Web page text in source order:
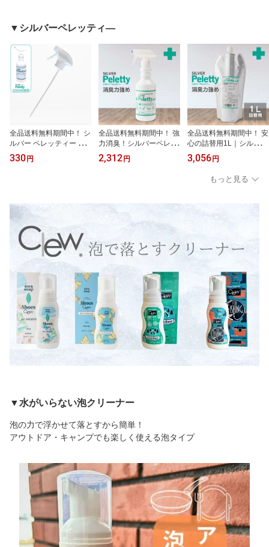
イレ 匂い 獣臭 消臭 除菌
▼シルバーペレッティ―
全品送料無料期間中！ シ
ルバー ペレッティー 500
ml 交換用 スプレーノズ
ル スプレーのレバー 交
330 円
全品送料無料期間中！ 強
力消臭！シルバーペレッ
ティー 500ml｜シニア犬
老犬 猫 加齢臭 尿臭 うん
2,312 円
全品送料無料期間中！ 安
心の詰替用1L｜シルバー
ペレッティー ペット消臭
スプレー シニア犬 老犬
猫 プレミアム消臭 獣医
師が使う 長期安定型 抜
ター定番 部屋 トイレ ク
3,056 円
もっと見る
▼水がいらない泡クリーナー
泡の力で浮かせて落とすから簡単！
アウトドア・キャンプでも楽しく使える泡タイプ